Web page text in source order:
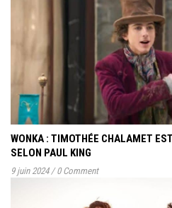
WONKA : TIMOTHÉE CHALAMET
SELON PAUL KING
9 juin 2024 / 0 Comment